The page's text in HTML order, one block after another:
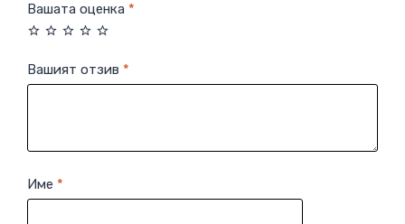
Вашата оценка *
Вашият отзив *
Име *